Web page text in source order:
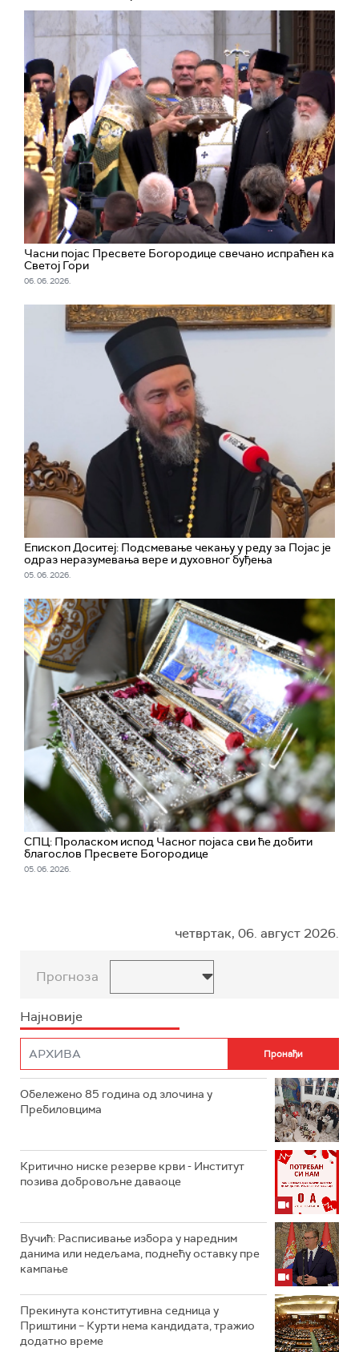
Часни појас Пресвете Богородице свечано испраћен ка
Светој Гори
06. 06. 2026.
Епископ Доситеј: Подсмевање чекању у реду за Појас је
одраз неразумевања вере и духовног буђења
05. 06. 2026.
СПЦ: Проласком испод Часног појаса сви ће добити
благослов Пресвете Богородице
05. 06. 2026.
четвртак, 06. август 2026.
Прогноза
Најновије
Обележено 85 година од злочина у
Пребиловцима
Критично ниске резерве крви - Институт
позива добровољне даваоце
Вучић: Расписивање избора у наредним
данима или недељама, поднећу оставку пре
кампање
Прекинута конститутивна седница у
Приштини – Курти нема кандидата, тражио
додатно време